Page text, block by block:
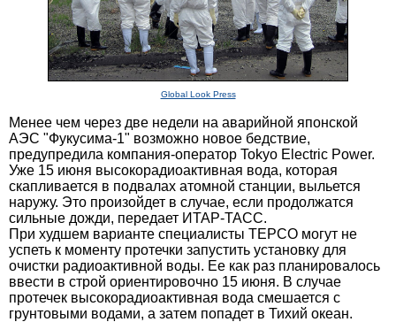
Global Look Press
Менее чем через две недели на аварийной японской
АЭС "Фукусима-1" возможно новое бедствие,
предупредила компания-оператор Tokyo Electric Power.
Уже 15 июня высокорадиоактивная вода, которая
скапливается в подвалах атомной станции, выльется
наружу. Это произойдет в случае, если продолжатся
сильные дожди, передает ИТАР-ТАСС.
При худшем варианте специалисты TEPCO могут не
успеть к моменту протечки запустить установку для
очистки радиоактивной воды. Ее как раз планировалось
ввести в строй ориентировочно 15 июня. В случае
протечек высокорадиоактивная вода смешается с
грунтовыми водами, а затем попадет в Тихий океан.